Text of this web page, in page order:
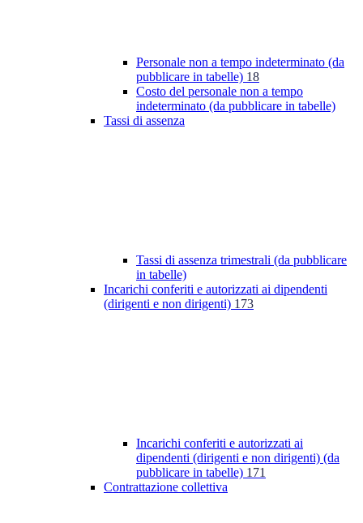
Personale non a tempo indeterminato (da
pubblicare in tabelle) 18
Costo del personale non a tempo
indeterminato (da pubblicare in tabelle)
Tassi di assenza
Tassi di assenza trimestrali (da pubblicare
in tabelle)
Incarichi conferiti e autorizzati ai dipendenti
(dirigenti e non dirigenti) 173
Incarichi conferiti e autorizzati ai
dipendenti (dirigenti e non dirigenti) (da
pubblicare in tabelle) 171
Contrattazione collettiva